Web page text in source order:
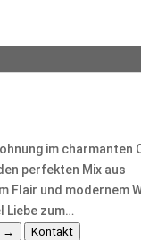
im charmanten
perfekten Mix aus
Flair und modernem
Liebe zum…
→ Kontakt